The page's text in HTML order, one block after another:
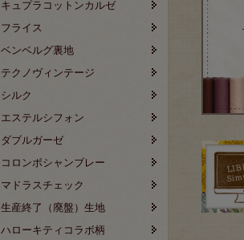
キュプラコットンカルゼ
フライス
ベンベルグ裏地
テクノヴィンテージ
シルク
エステルシフォン
ダブルガーゼ
コロンボシャンブレー
マドラスチェック
生産終了（廃盤）生地
ハローキティコラボ柄